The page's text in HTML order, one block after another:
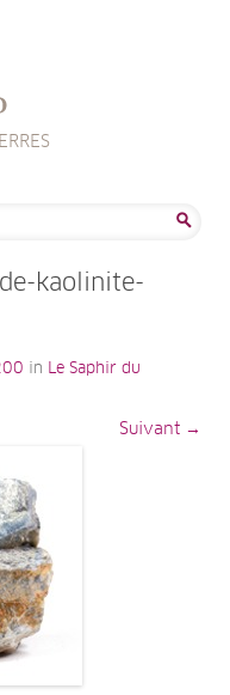
kaolinite-
in Le Saphir du
Suivant →